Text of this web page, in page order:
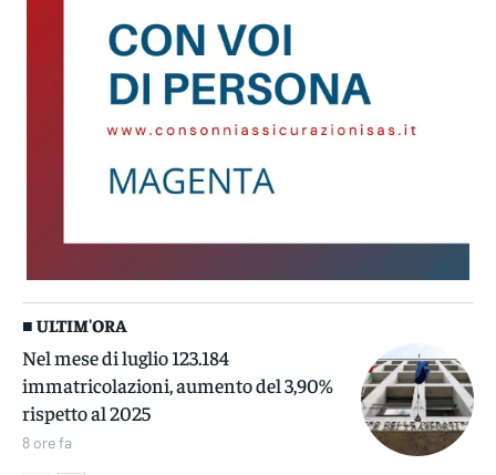
■ ULTIM'ORA
Nel mese di luglio 123.184
immatricolazioni, aumento del 3,90%
rispetto al 2025
8 ore fa